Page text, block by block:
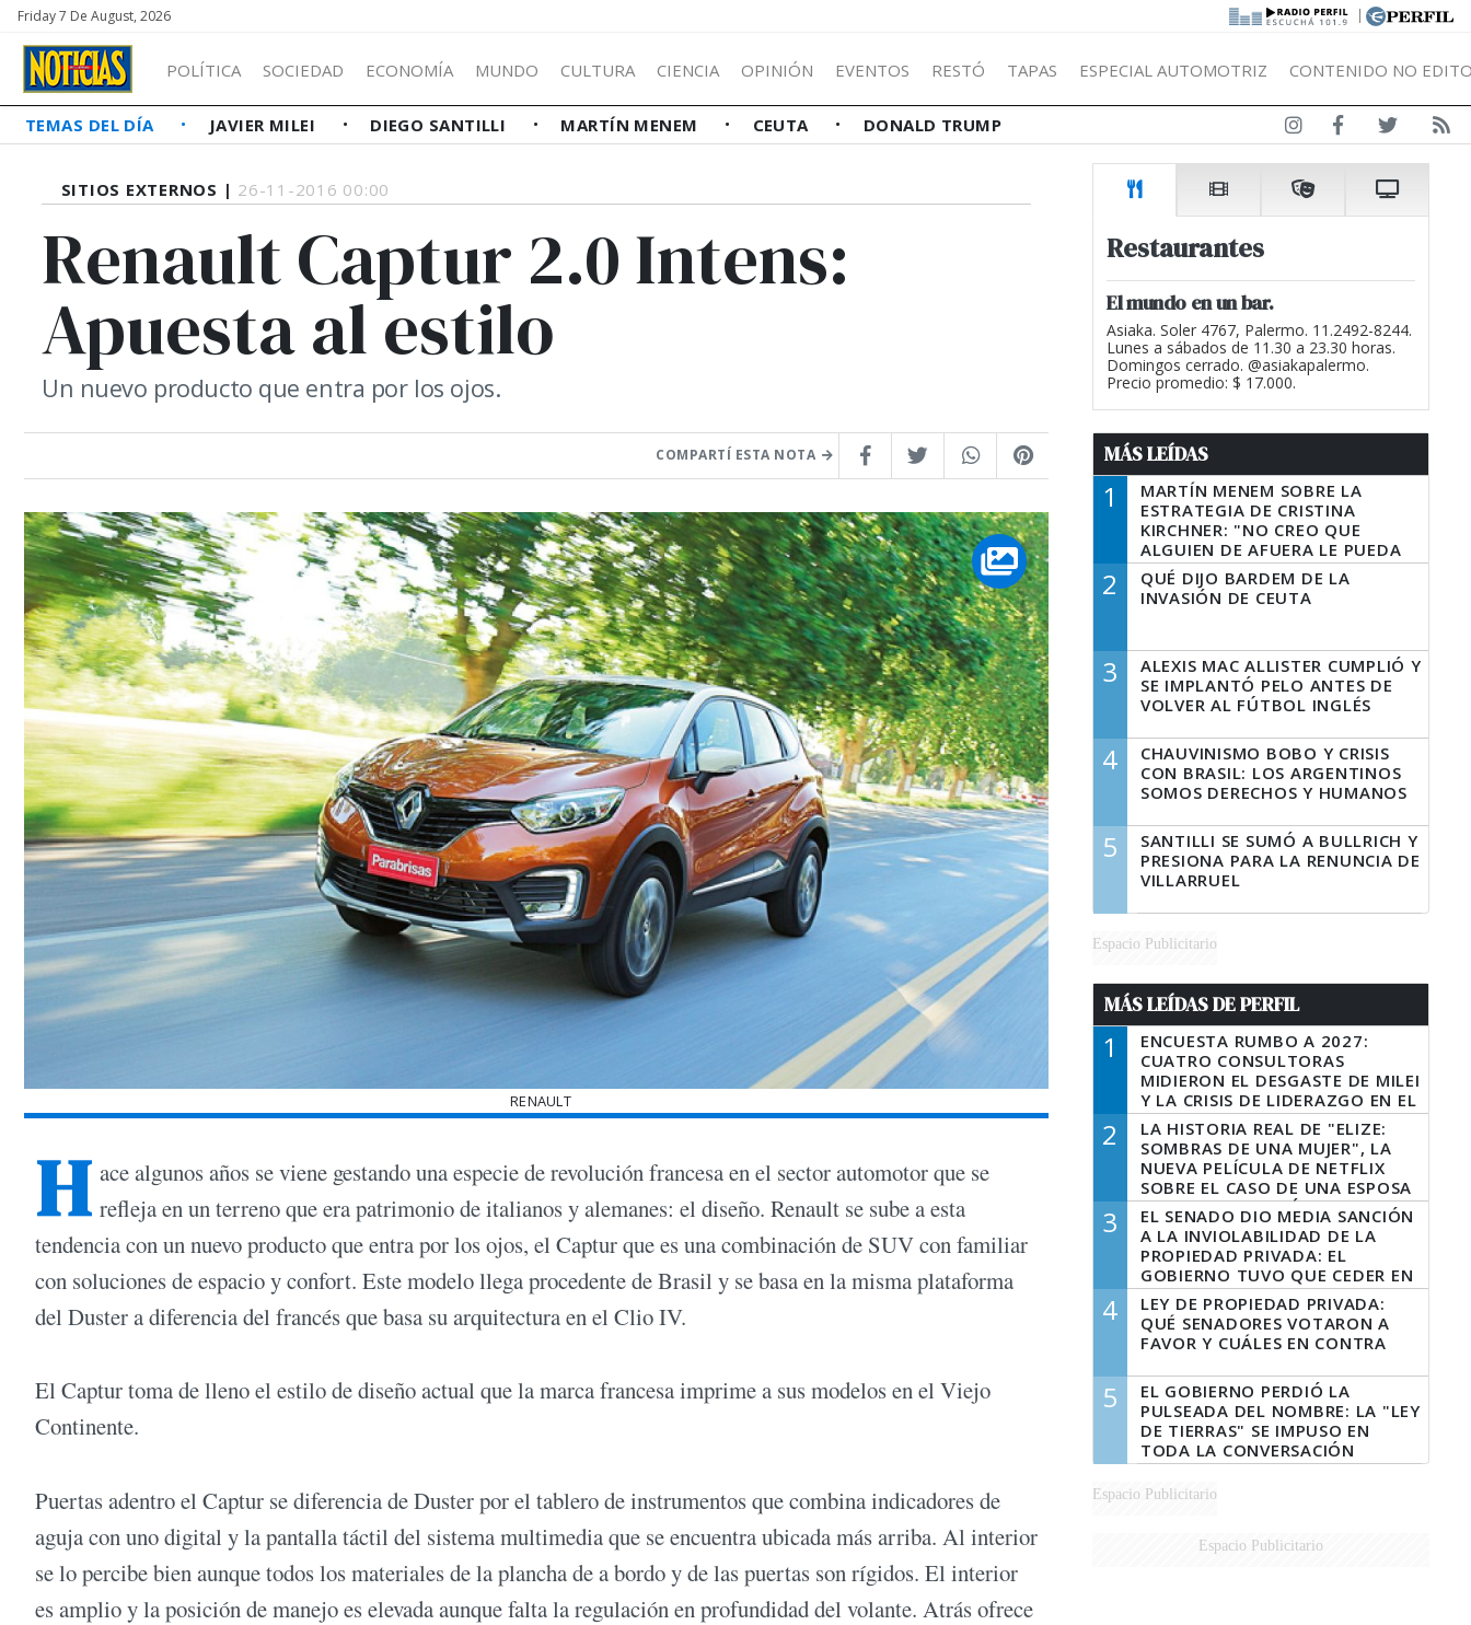
Friday 7 De August, 2026 |
POLÍTICA SOCIEDAD ECONOMÍA MUNDO CULTURA CIENCIA OPINIÓN EVENTOS RESTÓ TAPAS ESPECIAL AUTOMOTRIZ CONTENIDO NO
TEMAS DEL DÍA JAVIER MILEI DIEGO SANTILLI MARTÍN MENEM CEUTA DONALD TRUMP
SITIOS EXTERNOS | 26-11-2016 00:00
Renault Captur 2.0 Intens:
Apuesta al estilo
Un nuevo producto que entra por los ojos.
COMPARTÍ ESTA NOTA
RENAULT
H ace algunos años se viene gestando una especie de revolución francesa en el sector automotor que se
refleja en un terreno que era patrimonio de italianos y alemanes: el diseño. Renault se sube a esta
tendencia con un nuevo producto que entra por los ojos, el Captur que es una combinación de SUV con familiar
con soluciones de espacio y confort. Este modelo llega procedente de Brasil y se basa en la misma plataforma
del Duster a diferencia del francés que basa su arquitectura en el Clio IV.
El Captur toma de lleno el estilo de diseño actual que la marca francesa imprime a sus modelos en el Viejo
Continente.
Puertas adentro el Captur se diferencia de Duster por el tablero de instrumentos que combina indicadores de
aguja con uno digital y la pantalla táctil del sistema multimedia que se encuentra ubicada más arriba. Al interior
se lo percibe bien aunque todos los materiales de la plancha de a bordo y de las puertas son rígidos. El interior
es amplio y la posición de manejo es elevada aunque falta la regulación en profundidad del volante. Atrás ofrece
Restaurantes
El mundo en un bar.
Asiaka. Soler 4767, Palermo. 11.2492-8244.
Lunes a sábados de 11.30 a 23.30 horas.
Domingos cerrado. @asiakapalermo.
Precio promedio: $ 17.000.
MÁS LEÍDAS
1
MARTÍN MENEM SOBRE LA
ESTRATEGIA DE CRISTINA
KIRCHNER: "NO CREO QUE
ALGUIEN DE AFUERA LE PUEDA
DECIR A LA JUSTICIA LO QUE
TIENE QUE HACER"
2
QUÉ DIJO BARDEM DE LA
INVASIÓN DE CEUTA
3
ALEXIS MAC ALLISTER CUMPLIÓ Y
SE IMPLANTÓ PELO ANTES DE
VOLVER AL FÚTBOL INGLÉS
4
CHAUVINISMO BOBO Y CRISIS
CON BRASIL: LOS ARGENTINOS
SOMOS DERECHOS Y HUMANOS
5
SANTILLI SE SUMÓ A BULLRICH Y
PRESIONA PARA LA RENUNCIA DE
VILLARRUEL
Espacio Publicitario
MÁS LEÍDAS DE PERFIL
1
ENCUESTA RUMBO A 2027:
CUATRO CONSULTORAS
MIDIERON EL DESGASTE DE MILEI
Y LA CRISIS DE LIDERAZGO EN EL
PERONISMO
2
LA HISTORIA REAL DE "ELIZE:
SOMBRAS DE UNA MUJER", LA
NUEVA PELÍCULA DE NETFLIX
SOBRE EL CASO DE UNA ESPOSA
QUE DESCUARTIZÓ A SU
MARIDO
3
EL SENADO DIO MEDIA SANCIÓN
A LA INVIOLABILIDAD DE LA
PROPIEDAD PRIVADA: EL
GOBIERNO TUVO QUE CEDER EN
LA LEY DEL MANEJO DEL FUEGO
4
LEY DE PROPIEDAD PRIVADA:
QUÉ SENADORES VOTARON A
FAVOR Y CUÁLES EN CONTRA
5
EL GOBIERNO PERDIÓ LA
PULSEADA DEL NOMBRE: LA "LEY
DE TIERRAS" SE IMPUSO EN
TODA LA CONVERSACIÓN
DIGITAL
Espacio Publicitario
Espacio Publicitario